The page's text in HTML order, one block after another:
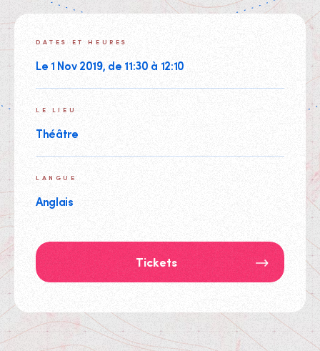
DATES ET HEURES
Le 1 Nov 2019, de 11:30 à 12:10
LE LIEU
Théâtre
LANGUE
Anglais
Tickets